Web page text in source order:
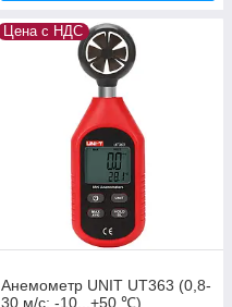
Цена с НДС
Анемометр UNIT UT363 (0,8-
30 м/с; -10...+50 ℃)